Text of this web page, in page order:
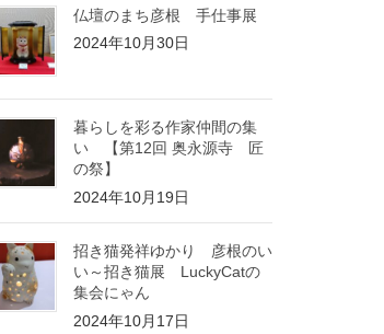
仏壇のまち彦根 手仕事展
2024年10月30日
暮らしを彩る作家仲間の集
い 【第12回 奥永源寺 匠
の祭】
2024年10月19日
招き猫発祥ゆかり 彦根のい
い～招き猫展 LuckyCatの
集会にゃん
2024年10月17日